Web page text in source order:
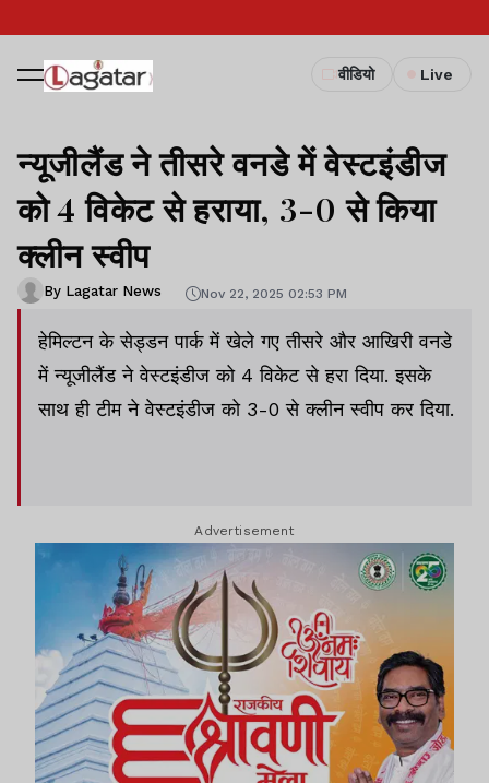
वीडियो Live
न्यूजीलैंड ने तीसरे वनडे में वेस्टइंडीज
को 4 विकेट से हराया, 3-0 से किया
क्लीन स्वीप
By Lagatar News Nov 22, 2025 02:53 PM
हेमिल्टन के सेड्डन पार्क में खेले गए तीसरे और आखिरी वनडे
में न्यूजीलैंड ने वेस्टइंडीज को 4 विकेट से हरा दिया. इसके
साथ ही टीम ने वेस्टइंडीज को 3-0 से क्लीन स्वीप कर दिया.
Advertisement